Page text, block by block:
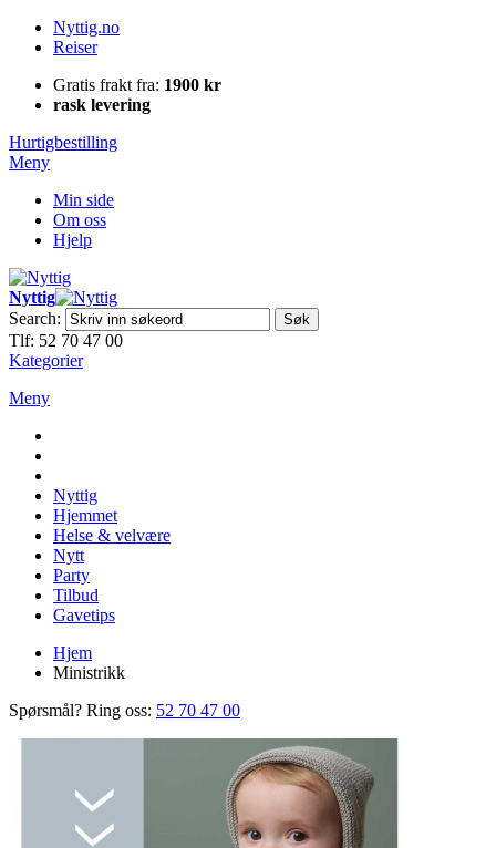
Nyttig.no
Reiser
Gratis frakt fra: 1900 kr
rask levering
Hurtigbestilling
Meny
Min side
Om oss
Hjelp
Nyttig
Search:
Søk
Tlf: 52 70 47 00
Kategorier
Meny
Nyttig
Hjemmet
Helse & velvære
Nytt
Party
Tilbud
Gavetips
Hjem
Ministrikk
Spørsmål? Ring oss: 52 70 47 00